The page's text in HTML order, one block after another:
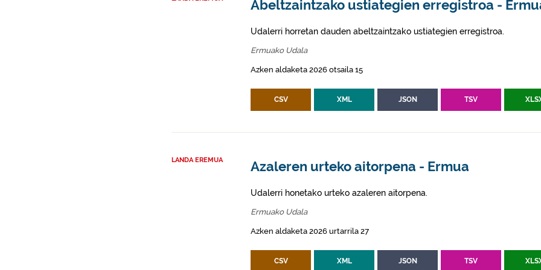
Abeltzaintzako ustiategien erregistroa -
Udalerri horretan dauden abeltzaintzako ustiategien erregistroa.
Ermuako Udala
Azken aldaketa 2026 otsaila 15
CSV XML JSON TSV
LANDA EREMUA Azaleren urteko aitorpena - Ermua
Udalerri honetako urteko azaleren aitorpena.
Ermuako Udala
Azken aldaketa 2026 urtarrila 27
CSV XML JSON TSV